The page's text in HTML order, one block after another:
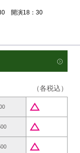
30 開演18：30
（各税込）
change_history
change_history
change_history